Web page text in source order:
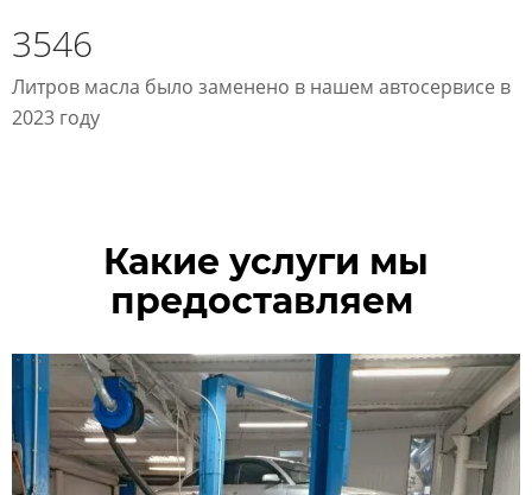
3546
Литров масла было заменено в нашем автосервисе в
2023 году
Какие услуги мы
предоставляем